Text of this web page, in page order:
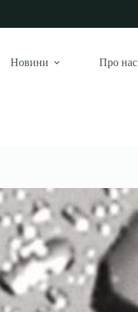
Новини Про нас